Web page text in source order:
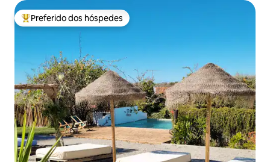
Entre os melhores preferidos dos hóspedes
Preferido dos hóspedes